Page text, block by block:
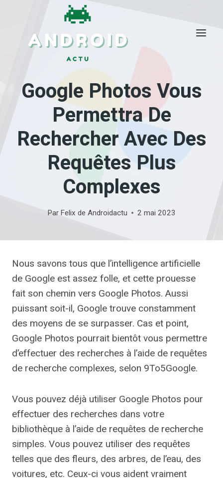
Google Photos Vous
Permettra De
Rechercher Avec Des
Requêtes Plus
Complexes
Par Felix de Androidactu 2 mai 2023
Nous savons tous que l’intelligence artificielle
de Google est assez folle, et cette prouesse
fait son chemin vers Google Photos. Aussi
puissant soit-il, Google trouve constamment
des moyens de se surpasser. Cas et point,
Google Photos pourrait bientôt vous permettre
d’effectuer des recherches à l’aide de requêtes
de recherche complexes, selon 9To5Google.
Vous pouvez déjà utiliser Google Photos pour
effectuer des recherches dans votre
bibliothèque à l’aide de requêtes de recherche
simples. Vous pouvez utiliser des requêtes
telles que des fleurs, des arbres, de l’eau, des
voitures, etc. Ceux-ci vous aident vraiment